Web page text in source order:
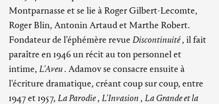
Montparnasse et se lie à Roger Gilbert-Lecomte,
Roger Blin, Antonin Artaud et Marthe Robert.
Fondateur de l'éphémère revue Discontinuité, il fait
paraître en 1946 un récit au ton personnel et
intime, L'Aveu. Adamov se consacre ensuite à
l'écriture dramatique, créant coup sur coup, entre
1947 et 1957, La Parodie, L'Invasion , La Grande et la